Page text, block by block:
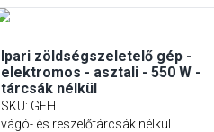
Ipari zöldségszeletelő gép -
elektromos - asztali - 550 W -
tárcsák nélkül
SKU: GEH
vágó- és reszelőtárcsák nélkül